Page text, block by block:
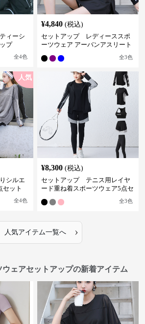
ィーシ
プ
全4色
¥4,840 (税込)
セットアップ レディーススポ
ーツウェア アーバンアスリート
全3色
人気
シルエ
セット
全4色
¥8,300 (税込)
セットアップ テニス用レイヤ
ード重ね着スポーツウェア5点セ
全3色
人気アイテム一覧へ ›
ェアセットアップの新着アイテム